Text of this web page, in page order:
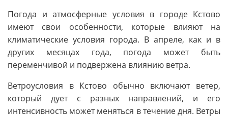
Погода и атмосферные условия в городе Кстово
имеют свои особенности, которые влияют на
климатические условия города. В апреле, как и в
других месяцах года, погода может быть
переменчивой и подвержена влиянию ветра.
Ветроусловия в Кстово обычно включают ветер,
который дует с разных направлений, и его
интенсивность может меняться в течение дня. Ветры